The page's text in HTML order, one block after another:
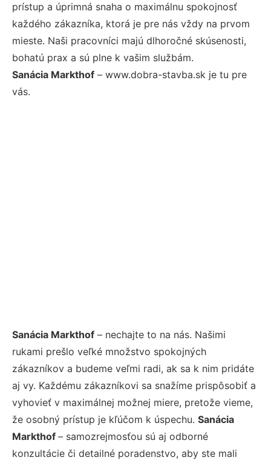
prístup a úprimná snaha o maximálnu spokojnosť
každého zákazníka, ktorá je pre nás vždy na prvom
mieste. Naši pracovníci majú dlhoročné skúsenosti,
bohatú prax a sú plne k vašim službám.
Sanácia Markthof – www.dobra-stavba.sk je tu pre
vás.
Sanácia Markthof – nechajte to na nás. Našimi
rukami prešlo veľké množstvo spokojných
zákazníkov a budeme veľmi radi, ak sa k nim pridáte
aj vy. Každému zákazníkovi sa snažíme prispôsobiť a
vyhovieť v maximálnej možnej miere, pretože vieme,
že osobný prístup je kľúčom k úspechu. Sanácia
Markthof – samozrejmosťou sú aj odborné
konzultácie či detailné poradenstvo, aby ste mali